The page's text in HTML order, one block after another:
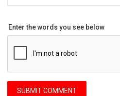
Enter the words you see below